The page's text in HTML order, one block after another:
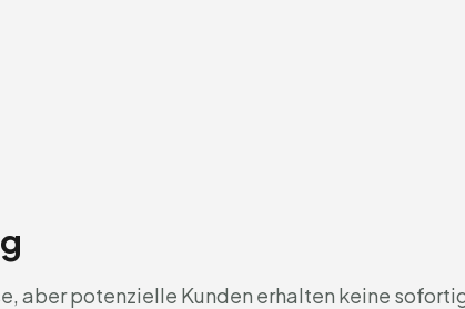
aber potenzielle Kunden erhalten keine